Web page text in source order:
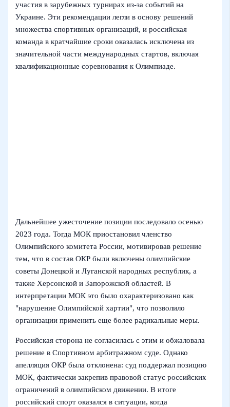
участия в зарубежных турнирах из‑за событий на
Украине. Эти рекомендации легли в основу решений
множества спортивных организаций, и российская
команда в кратчайшие сроки оказалась исключена из
значительной части международных стартов, включая
квалификационные соревнования к Олимпиаде.
Дальнейшее ужесточение позиции последовало осенью
2023 года. Тогда МОК приостановил членство
Олимпийского комитета России, мотивировав решение
тем, что в состав ОКР были включены олимпийские
советы Донецкой и Луганской народных республик, а
также Херсонской и Запорожской областей. В
интерпретации МОК это было охарактеризовано как
"нарушение Олимпийской хартии", что позволило
организации применить еще более радикальные меры.
Российская сторона не согласилась с этим и обжаловала
решение в Спортивном арбитражном суде. Однако
апелляция ОКР была отклонена: суд поддержал позицию
МОК, фактически закрепив правовой статус российских
ограничений в олимпийском движении. В итоге
российский спорт оказался в ситуации, когда